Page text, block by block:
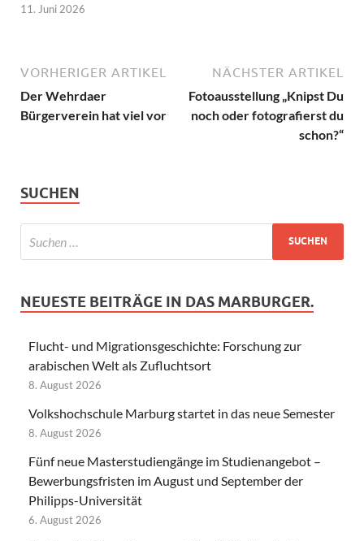
11. Juni 2026
VORHERIGER ARTIKEL
Der Wehrdaer
Bürgerverein hat viel vor
NÄCHSTER ARTIKEL
Fotoausstellung „Knipst Du
noch oder fotografierst du
schon?“
SUCHEN
NEUESTE BEITRÄGE IN DAS MARBURGER.
Flucht- und Migrationsgeschichte: Forschung zur
arabischen Welt als Zufluchtsort
8. August 2026
Volkshochschule Marburg startet in das neue Semester
8. August 2026
Fünf neue Masterstudiengänge im Studienangebot –
Bewerbungsfristen im August und September der
Philipps-Universität
6. August 2026